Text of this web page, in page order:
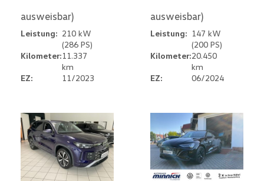
ausweisbar)
Leistung: 210 kW
(286 PS)
Kilometer:11.337
km
EZ:
11/2023
ausweisbar)
Leistung: 147 kW
(200 PS)
Kilometer:20.450
km
EZ:
06/2024